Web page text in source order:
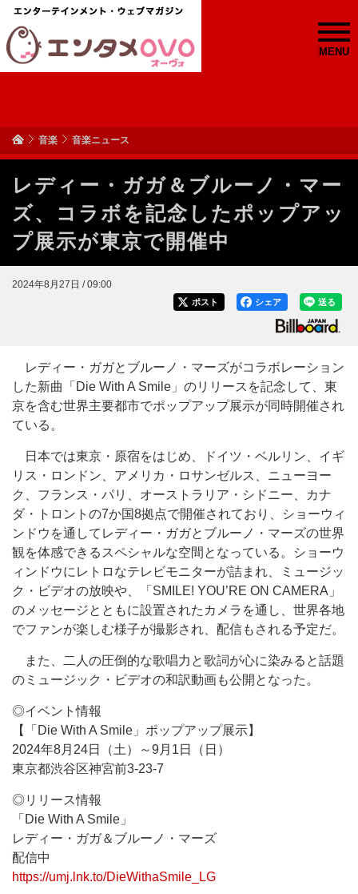
MENU
音楽 音楽ニュース
レディー・ガガ＆ブルーノ・マー
ズ、コラボを記念したポップアッ
プ展示が東京で開催中
2024年8月27日 / 09:00
送る
シェア
ポスト
レディー・ガガとブルーノ・マーズがコラボレーション
した新曲「Die With A Smile」のリリースを記念して、東
京を含む世界主要都市でポップアップ展示が同時開催され
ている。
日本では東京・原宿をはじめ、ドイツ・ベルリン、イギ
リス・ロンドン、アメリカ・ロサンゼルス、ニューヨー
ク、フランス・パリ、オーストラリア・シドニー、カナ
ダ・トロントの7か国8拠点で開催されており、ショーウィ
ンドウを通してレディー・ガガとブルーノ・マーズの世界
観を体感できるスペシャルな空間となっている。ショーウ
ィンドウにレトロなテレビモニターが詰まれ、ミュージッ
ク・ビデオの放映や、「SMILE! YOU’RE ON CAMERA」
のメッセージとともに設置されたカメラを通し、世界各地
でファンが楽しむ様子が撮影され、配信もされる予定だ。
また、二人の圧倒的な歌唱力と歌詞が心に染みると話題
のミュージック・ビデオの和訳動画も公開となった。
◎イベント情報
【「Die With A Smile」ポップアップ展示】
2024年8月24日（土）～9月1日（日）
東京都渋谷区神宮前3-23-7
◎リリース情報
「Die With A Smile」
レディー・ガガ＆ブルーノ・マーズ
配信中
https://umj.lnk.to/DieWithaSmile_LG